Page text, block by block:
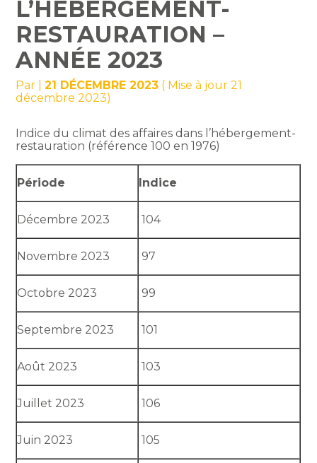
L’HÉBERGEMENT-
RESTAURATION –
ANNÉE 2023
Par |21 DÉCEMBRE 2023 ( Mise à jour 21
décembre 2023)
Indice du climat des affaires dans l’hébergement-
restauration (référence 100 en 1976)
Période Indice
Décembre 2023 104
Novembre 2023 97
Octobre 2023 99
Septembre 2023 101
Août 2023 103
Juillet 2023 106
Juin 2023 105